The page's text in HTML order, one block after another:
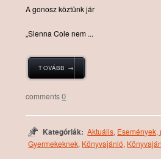
A ​gonosz köztünk jár
„Sienna Cole nem ...
TOVÁBB →
0
Kategóriák: Aktuális, Események,
Gyermekeknek, Könyvajánló,